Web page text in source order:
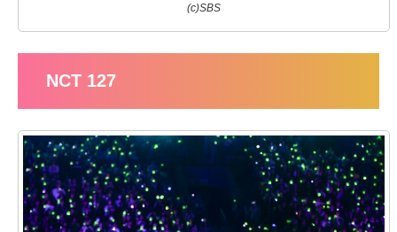
(c)SBS
NCT 127